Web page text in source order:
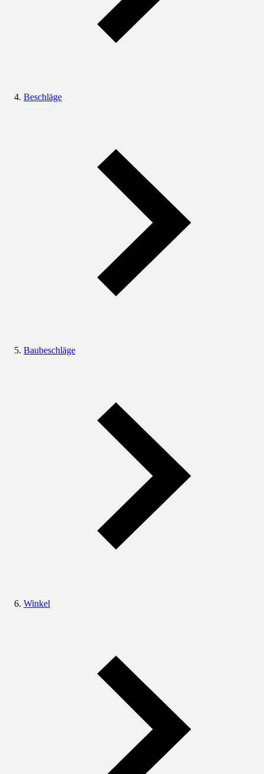
Beschläge
Baubeschläge
Winkel